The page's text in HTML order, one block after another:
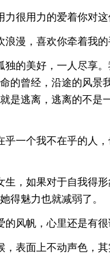
力很用力的爱着你对这
浪漫，喜欢你牵着我的
独的美好，一人尽享。
的曾经，沿途的风景
是逃离，逃离的不是
乎一个我不在乎的人
生，如果对于自我得形
得魅力也就减弱了。
的风帆，心里还是有很
，表面上不动声色，